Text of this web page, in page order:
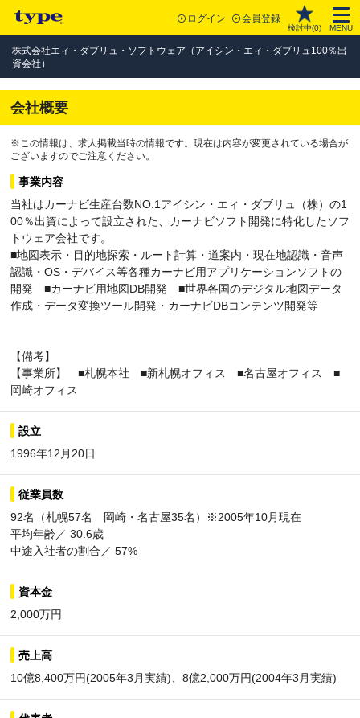
ログイン 会員登録
検討中(0) MENU
株式会社エィ・ダブリュ・ソフトウェア（アイシン・エィ・ダブリュ100％出
資会社）
会社概要
※この情報は、求人掲載当時の情報です。現在は内容が変更されている場合が
ございますのでご注意ください。
事業内容
当社はカーナビ生産台数NO.1アイシン・エィ・ダブリュ（株）の1
00％出資によって設立された、カーナビソフト開発に特化したソフ
トウェア会社です。
■地図表示・目的地探索・ルート計算・道案内・現在地認識・音声
認識・OS・デバイス等各種カーナビ用アプリケーションソフトの
開発 ■カーナビ用地図DB開発 ■世界各国のデジタル地図データ
作成・データ変換ツール開発・カーナビDBコンテンツ開発等
【備考】
【事業所】 ■札幌本社 ■新札幌オフィス ■名古屋オフィス ■
岡崎オフィス
設立
1996年12月20日
従業員数
92名（札幌57名 岡崎・名古屋35名）※2005年10月現在
平均年齢／ 30.6歳
中途入社者の割合／ 57%
資本金
2,000万円
売上高
10億8,400万円(2005年3月実績)、8億2,000万円(2004年3月実績)